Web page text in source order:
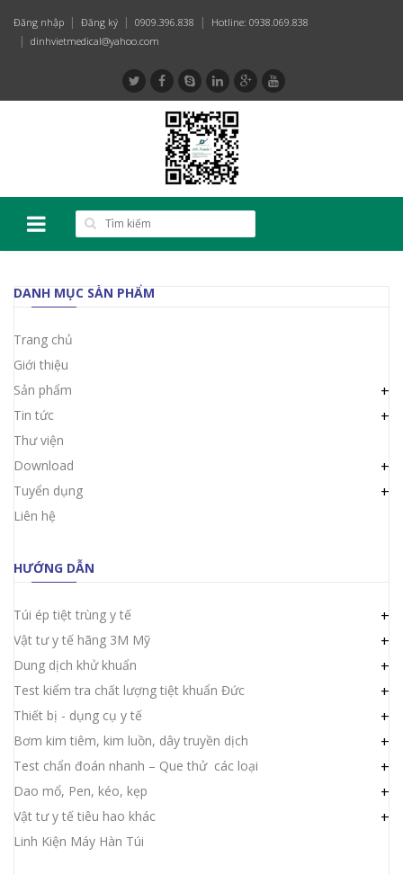
Đăng nhập Đăng ký 0909.396.838
Hotline: 0938.069.838
dinhvietmedical@yahoo.com
DANH MỤC SẢN PHẨM
Trang chủ
Giới thiệu
Sản phẩm
+
Tin tức +
Thư viện
Download
+
Tuyển dụng +
Liên hệ
HƯỚNG DẪN
Túi ép tiệt trùng y tế +
Vật tư y tế hãng 3M Mỹ +
Dung dịch khử khuẩn +
Test kiểm tra chất lượng tiệt khuẩn Đức +
Thiết bị - dụng cụ y tế +
Bơm kim tiêm, kim luồn, dây truyền dịch +
Test chẩn đoán nhanh – Que thử các loại +
Dao mổ, Pen, kéo, kẹp +
Vật tư y tế tiêu hao khác +
Linh Kiện Máy Hàn Túi